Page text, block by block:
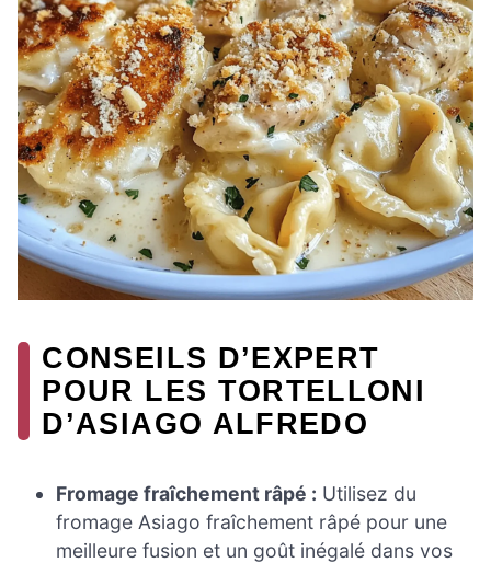
CONSEILS D’EXPERT
POUR LES TORTELLONI
D’ASIAGO ALFREDO
Fromage fraîchement râpé : Utilisez du
fromage Asiago fraîchement râpé pour une
meilleure fusion et un goût inégalé dans vos